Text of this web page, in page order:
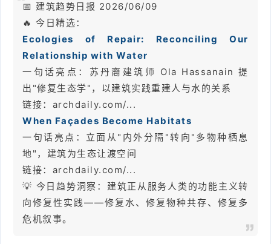
📅 建筑趋势日报 2026/06/09
🔥 今日精选：
Ecologies of Repair: Reconciling Our
Relationship with Water
一句话亮点：苏丹裔建筑师 Ola Hassanain 提
出"修复生态学"，以建筑实践重建人与水的关系
链接：archdaily.com/...
When Façades Become Habitats
一句话亮点：立面从"内外分隔"转向"多物种栖息
地"，建筑为生态让渡空间
链接：archdaily.com/...
💡 今日趋势洞察：建筑正从服务人类的功能主义转
向修复性实践——修复水、修复物种共存、修复多
危机叙事。